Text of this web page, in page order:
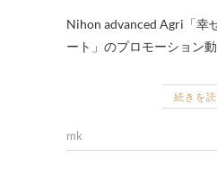
Nihon advanced Agri「幸
ート」のプロモーション
続きを
mk